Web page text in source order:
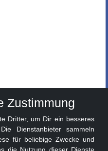
Zustimmung
Dritter, um Dir ein besseres
Dienstanbieter sammeln
für beliebige Zwecke und